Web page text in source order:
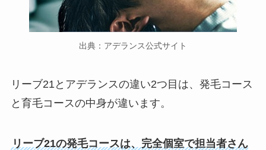
出典：アデランス公式サイト
リーブ21とアデランスの違い2つ目は、発毛コース
と育毛コースの中身が違います。
リーブ21の発毛コースは、完全個室で担当者さん